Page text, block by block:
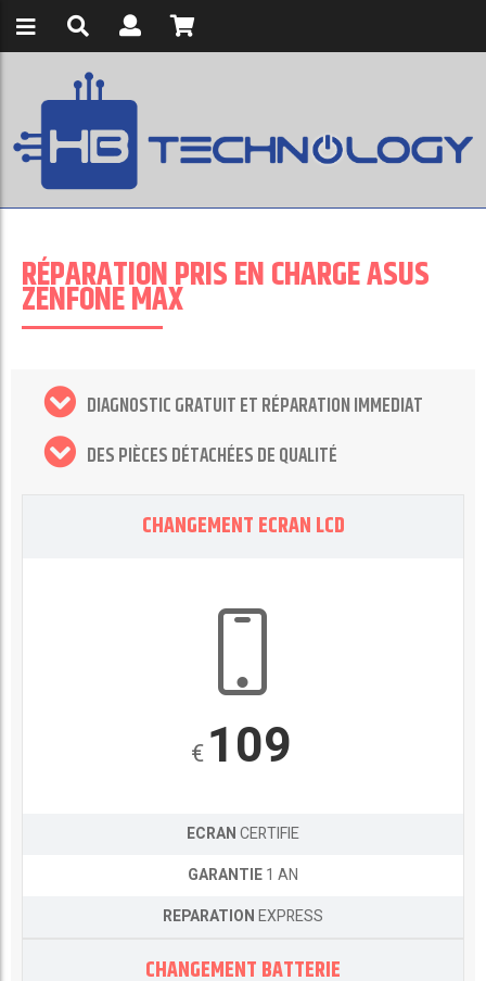
RÉPARATION PRIS EN CHARGE ASUS
ZENFONE MAX
DIAGNOSTIC GRATUIT ET RÉPARATION IMMEDIAT
DES PIÈCES DÉTACHÉES DE QUALITÉ
CHANGEMENT ECRAN LCD
€109
ECRANCERTIFIE
GARANTIE1 AN
REPARATIONEXPRESS
CHANGEMENT BATTERIE